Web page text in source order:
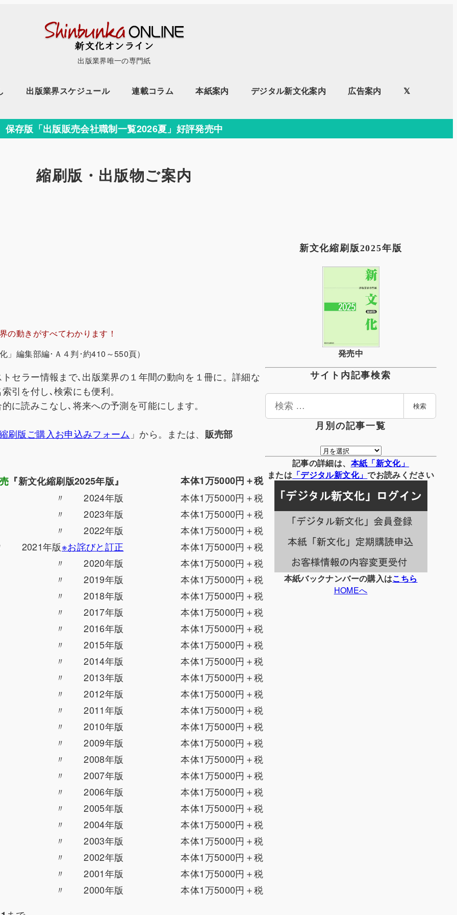
出版業界唯一の専門紙
出版業界スケジュール 連載コラム 本紙案内 デジタル新文化案内 広告案内 𝕏
保存版「出版販売会社職制一覧2026夏」好評発売中
縮刷版・出版物ご案内
の動きがすべてわかります！
」編集部編･Ａ４判･約410～550頁）
セラー情報まで､出版業界の１年間の動向を１冊に。詳細な
引を付し､検索にも便利。
に読みこなし､将来への予測を可能にします。
刷版ご購入お申込みフォーム 」から。または、 販売部
『新文化縮刷版2025年版』
本体1万5000円＋税
〃 2024年版
本体1万5000円＋税
〃 2023年版
本体1万5000円＋税
〃 2022年版
本体1万5000円＋税
2021年版※お詫びと訂正
本体1万5000円＋税
〃 2020年版
本体1万5000円＋税
〃 2019年版
本体1万5000円＋税
〃 2018年版
本体1万5000円＋税
〃 2017年版
本体1万5000円＋税
〃 2016年版
本体1万5000円＋税
〃 2015年版
本体1万5000円＋税
〃 2014年版
本体1万5000円＋税
〃 2013年版
本体1万5000円＋税
〃 2012年版
本体1万5000円＋税
〃 2011年版
本体1万5000円＋税
〃 2010年版
本体1万5000円＋税
〃 2009年版
本体1万5000円＋税
〃 2008年版
本体1万5000円＋税
〃 2007年版
本体1万5000円＋税
〃 2006年版
本体1万5000円＋税
〃 2005年版
本体1万5000円＋税
〃 2004年版
本体1万5000円＋税
〃 2003年版
本体1万5000円＋税
〃 2002年版
本体1万5000円＋税
〃 2001年版
本体1万5000円＋税
〃 2000年版
本体1万5000円＋税
新文化縮刷版2025年版
発売中
サイト内記事検索
検
検索
月別の記事一覧
月
別
の
事
一
覧
記事の詳細は、 本紙「新文化」
または 「デジタル新文化」でお読みください
本紙バックナンバーの購入はこちら
HOMEへ